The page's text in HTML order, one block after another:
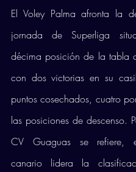
El Voley Palma afronta la
jornada de Superliga
décima posición de la tabla
con dos victorias en su
puntos cosechados, cuatro
las posiciones de descenso.
CV Guaguas se refiere,
canario lidera la